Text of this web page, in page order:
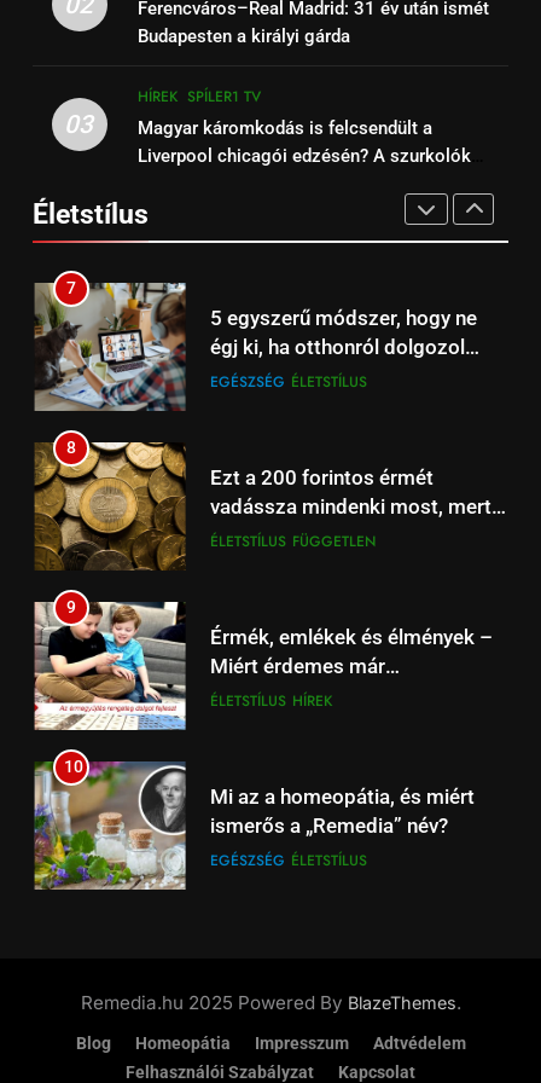
League focimeccs ma a Spíler1
TV-n élőben
HÍREK SPÍLER1 TV
15
Bournemouth – Liverpool:
Premier League-meccs ma
16
Liverpool – Burnley: Premier
League focimeccs a Spíler1 TV-
n ma élőben
HÍREK SPÍLER1 TV
17
Barcelona – Real Madrid:
szuperkupa-döntő ma este –
Spíler2 és A Sport2 TV élőben
21:00
HÍREK SPÍLER2 TV
18
Arsenal – Liverpool
szuperrangadó az Emiratesben,
online.
HÍREK SPORT
19
Beharangozó: Fulham –
Liverpool Premier League
focimeccs ma az Aréna 4 TV-n
ÉLŐ FÜGGETLEN
és Kerkez is a fókuszban
HÍREK SPORT
Ferencváros–Real Madrid: 31 év után ismét
Budapesten a királyi gárda
03
HÍREK SPÍLER1 TV
Magyar káromkodás is felcsendült a
Liverpool chicagói edzésén? A szurkolók
Életstílus
engedélyezték a korcsolyázást
6
Őrizzük meg mentális
egészségünket télen is!
7
5 egyszerű módszer, hogy ne
égj ki, ha otthonról dolgozol
számítógépen
EGÉSZSÉG ÉLETSTÍLUS
8
Ezt a 200 forintos érmét
vadássza mindenki most, mert
sokszorosát éri (+videó)
ÉLETSTÍLUS FÜGGETLEN
9
Érmék, emlékek és élmények –
Miért érdemes már
gyermekkortól foglalkozni a
ÉLETSTÍLUS HÍREK
10
Mi az a homeopátia, és miért
ismerős a „Remedia” név?
EGÉSZSÉG ÉLETSTÍLUS
költészete előtt
Remedia.hu 2025 Powered By BlazeThemes.
Blog Homeopátia Impresszum
Adtvédelem
Felhasználói Szabályzat
Kapcsolat